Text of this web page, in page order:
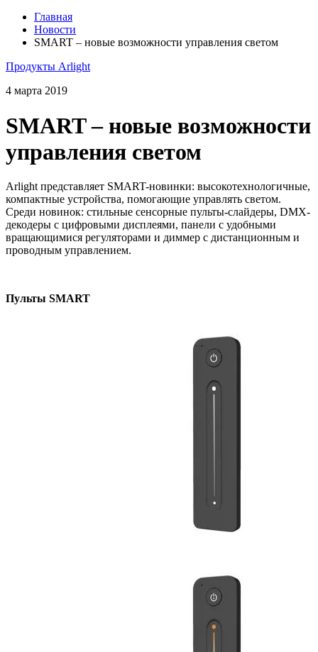
Главная
Новости
SMART – новые возможности управления светом
Продукты Arlight
4 марта 2019
SMART – новые возможности
управления светом
Arlight представляет SMART-новинки: высокотехнологичные,
компактные устройства, помогающие управлять светом.
Среди новинок: стильные сенсорные пульты-слайдеры, DMX-
декодеры с цифровыми дисплеями, панели с удобными
вращающимися регуляторами и диммер с дистанционным и
проводным управлением.
Пульты SMART